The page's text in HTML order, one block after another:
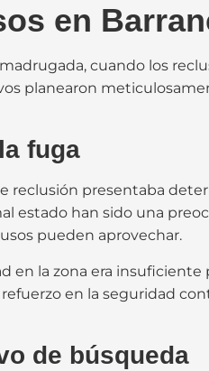
en
cuando los
planearon
fuga
reclusión presentaba
estado han sido una
pueden aprovechar.
la zona era insuficiente
en la seguridad
de búsqueda